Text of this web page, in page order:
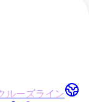
ルーズライン